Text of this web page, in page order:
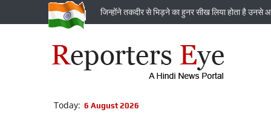
जिन्‍होंने तकदीर से भिड़ने का हुनर सीख लिया होता है उनसे
Today: 6 August 2026